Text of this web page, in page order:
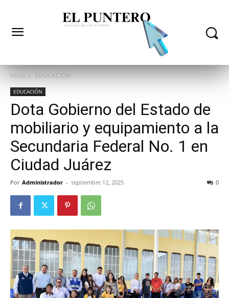
Inicio EDUCACIÓN
EDUCACIÓN
Dota Gobierno del Estado de
mobiliario y equipamiento a la
Secundaria Federal No. 1 en
Ciudad Juárez
Por Administrador - septiembre 12, 2025 0